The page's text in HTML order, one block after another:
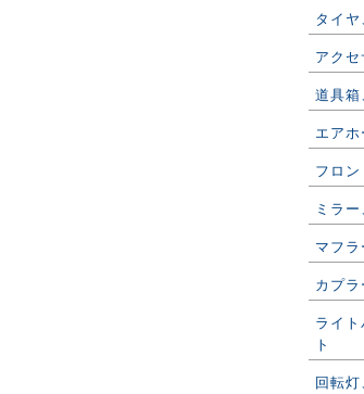
タイ
アク
道具箱
エアホ
フロ
ミラ
マフラ
カプ
ライ
ト
回転